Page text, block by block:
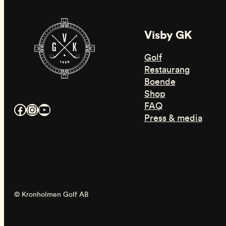
Facebook InstagramYouTube
Visby GK
Golf
Restaurang
Boende
Shop
FAQ
Press & media
© Kronholmen Golf AB